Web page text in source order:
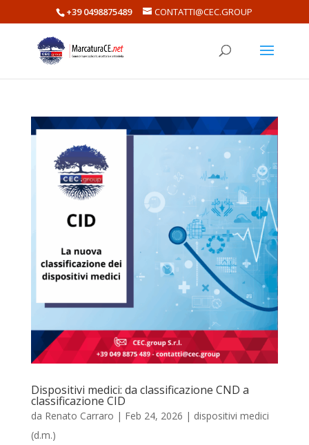
+39 0498875489 CONTATTI@CEC.GROUP
Dispositivi medici: da classificazione CND a
classificazione CID
da Renato Carraro | Feb 24, 2026 | dispositivi medici
(d.m.)